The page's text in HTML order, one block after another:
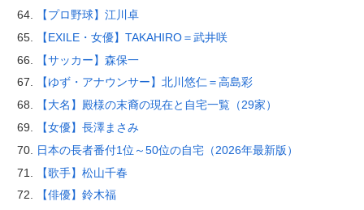
【プロ野球】江川卓
【EXILE・女優】TAKAHIRO＝武井咲
【サッカー】森保一
【ゆず・アナウンサー】北川悠仁＝高島彩
【大名】殿様の末裔の現在と自宅一覧（29家）
【女優】長澤まさみ
日本の長者番付1位～50位の自宅（2026年最新版）
【歌手】松山千春
【俳優】鈴木福